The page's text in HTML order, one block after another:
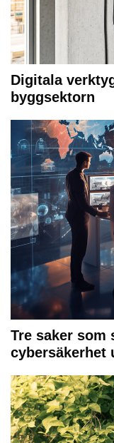
Digitala
byggsektorn
Tre saker som
cybersäkerhet